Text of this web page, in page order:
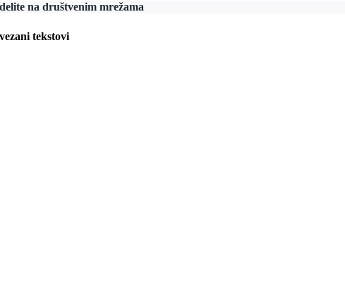
na društvenim mrežama
tekstovi